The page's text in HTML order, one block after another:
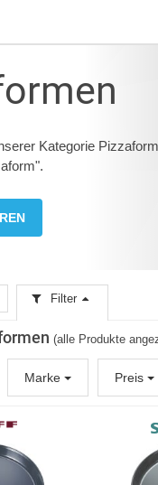
Kategorie
Filter
(alle Produkte
Marke Preis